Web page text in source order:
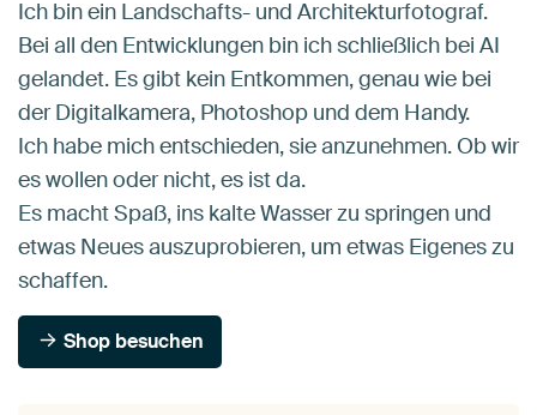
Ich bin ein Landschafts- und Architekturfotograf.
Bei all den Entwicklungen bin ich schließlich bei AI
gelandet. Es gibt kein Entkommen, genau wie bei
der Digitalkamera, Photoshop und dem Handy.
Ich habe mich entschieden, sie anzunehmen. Ob wir
es wollen oder nicht, es ist da.
Es macht Spaß, ins kalte Wasser zu springen und
etwas Neues auszuprobieren, um etwas Eigenes zu
schaffen.
Shop besuchen